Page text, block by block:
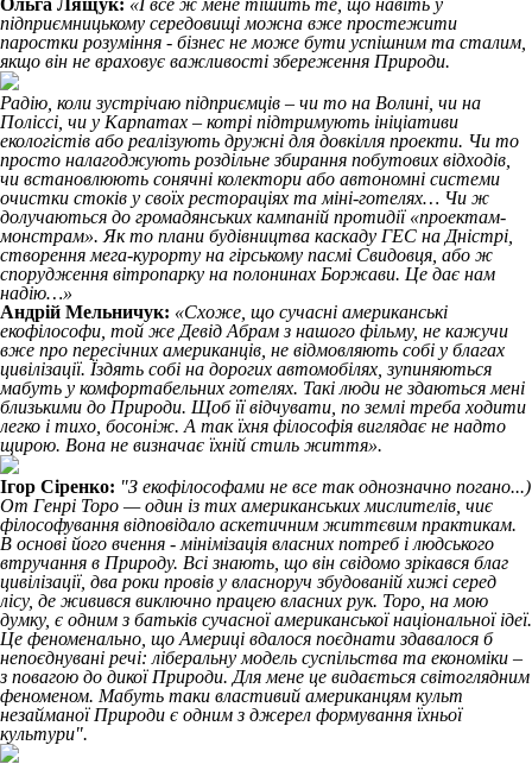
Ольга Лящук: «І все ж мене тішить те, що навіть у
підприємницькому середовищі можна вже простежити
паростки розуміння - бізнес не може бути успішним та сталим,
якщо він не враховує важливості збереження Природи.
Радію, коли зустрічаю підприємців – чи то на Волині, чи на
Поліссі, чи у Карпатах – котрі підтримують ініціативи
екологістів або реалізують дружні для довкілля проекти. Чи то
просто налагоджують роздільне збирання побутових відходів,
чи встановлюють сонячні колектори або автономні системи
очистки стоків у своїх рестораціях та міні-готелях… Чи ж
долучаються до громадянських кампаній протидії «проектам-
монстрам». Як то плани будівництва каскаду ГЕС на Дністрі,
створення мега-курорту на гірському пасмі Свидовця, або ж
спорудження вітропарку на полонинах Боржави. Це дає нам
надію…»
Андрій Мельничук: «Схоже, що сучасні американські
екофілософи, той же Девід Абрам з нашого фільму, не кажучи
вже про пересічних американців, не відмовляють собі у благах
цивілізації. Їздять собі на дорогих автомобілях, зупиняються
мабуть у комфортабельних готелях. Такі люди не здаються мені
близькими до Природи. Щоб її відчувати, по землі треба ходити
легко і тихо, босоніж. А так їхня філософія виглядає не надто
щирою. Вона не визначає їхній стиль життя».
Ігор Сіренко: "З екофілософами не все так однозначно погано...)
От Генрі Торо — один із тих американських мислителів, чиє
філософування відповідало аскетичним життєвим практикам.
В основі його вчення - мінімізація власних потреб і людського
втручання в Природу. Всі знають, що він свідомо зрікався благ
цивілізації, два роки провів у власноруч збудованій хижі серед
лісу, де живився виключно працею власних рук. Торо, на мою
думку, є одним з батьків сучасної американської національної ідеї.
Це феноменально, що Америці вдалося поєднати здавалося б
непоєднувані речі: ліберальну модель суспільства та економіки –
з повагою до дикої Природи. Для мене це видається світоглядним
феноменом. Мабуть таки властивий американцям культ
незайманої Природи є одним з джерел формування їхньої
культури".